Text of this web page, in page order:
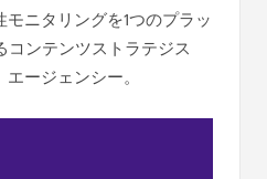
ニタリングを1つのプラッ
コンテンツストラテジス
ージェンシー。